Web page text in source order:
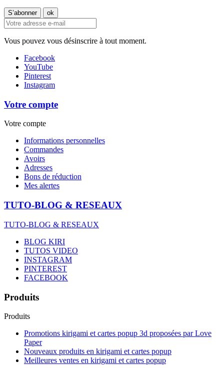
Vous pouvez vous désinscrire à tout moment.
Facebook
YouTube
Pinterest
Instagram
Votre compte
Votre compte
Informations personnelles
Commandes
Avoirs
Adresses
Bons de réduction
Mes alertes
TUTO-BLOG & RESEAUX
TUTO-BLOG & RESEAUX
BLOG KIRI
TUTOS VIDEO
INSTAGRAM
PINTEREST
FACEBOOK
Produits
Produits
Promotions kirigami et cartes popup 3d proposées par Love
Paper
Nouveaux produits en kirigami et cartes popup
Meilleures ventes en kirigami et cartes popup